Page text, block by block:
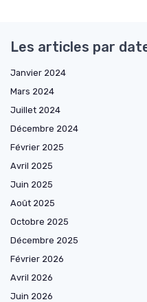
Les articles par
Janvier 2024
Mars 2024
Juillet 2024
Décembre 2024
Février 2025
Avril 2025
Juin 2025
Août 2025
Octobre 2025
Décembre 2025
Février 2026
Avril 2026
Juin 2026